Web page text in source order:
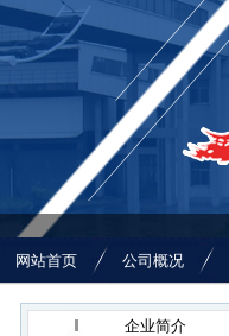
网站首页 公司概况
企业简介